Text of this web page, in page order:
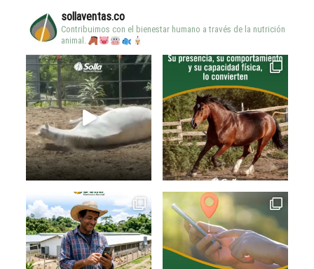
sollaventas.co
Contribuimos con el bienestar humano a través de la nutrición
animal.